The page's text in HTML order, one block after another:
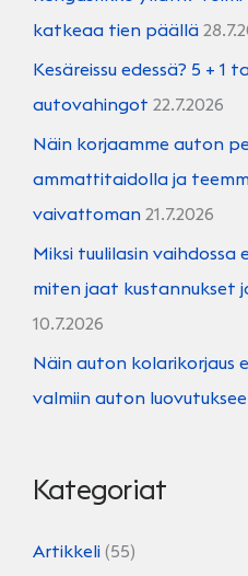
katkeaa tien päällä
Kesäreissu edessä? 5 +
autovahingot 22.7.2026
Näin korjaamme auton
ammattitaidolla ja
vaivattoman 21.7.2026
Miksi tuulilasin
miten jaat kustannukset
10.7.2026
Näin auton kolarikorjaus
valmiin auton
Kategoriat
Artikkeli (55)